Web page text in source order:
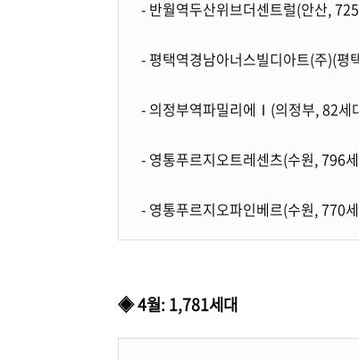
- 반월역두산위브더센트럴(안산,
- 평택역경남아너스빌디아트(주)(
- 의정부역파밀리에Ⅰ(의정부, 82
- 영통푸르지오트레센츠(수원, 796
- 영통푸르지오파인베르(수원, 770
◈ 4월: 1,781세대